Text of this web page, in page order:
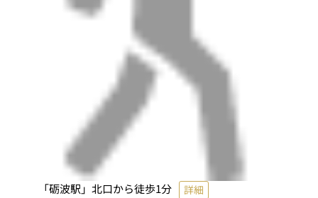
「砺波駅」北口から徒歩1分 詳細